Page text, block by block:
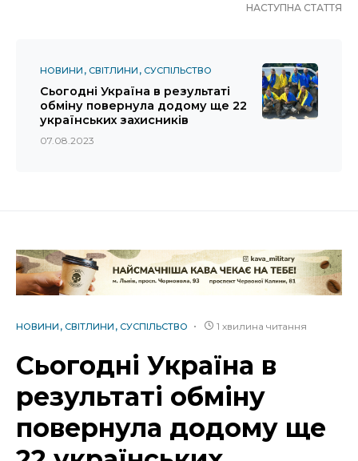
НАСТУПНА СТАТТЯ
НОВИНИ СВІТЛИНИ СУСПІЛЬСТВО
Сьогодні Україна в результаті
обміну повернула додому ще 22
українських захисників
07.08.2023
НОВИНИ СВІТЛИНИ СУСПІЛЬСТВО 1 хвилина читання
Сьогодні Україна в
результаті обміну
повернула додому ще